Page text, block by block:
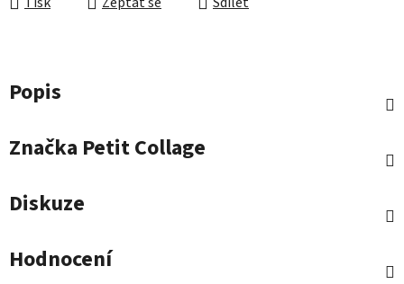
Popis
Značka Petit Collage
Diskuze
Hodnocení